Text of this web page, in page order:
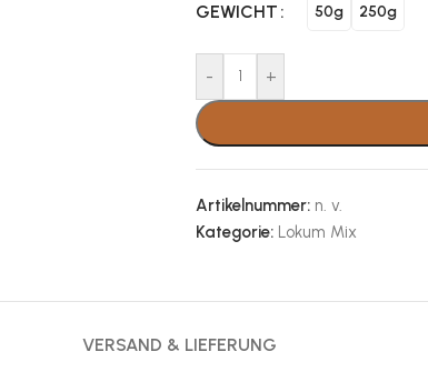
GEWICHT 50g 250g
- +
Artikelnummer: n. v.
Kategorie: Lokum Mix
VERSAND & LIEFERUNG